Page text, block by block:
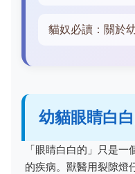
貓奴必讀：關於
幼貓眼睛白
「眼睛白白的」只是
的疾病。獸醫用裂隙燈